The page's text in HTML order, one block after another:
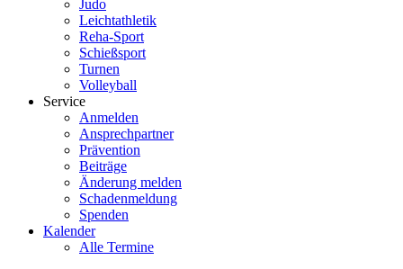
Judo
Leichtathletik
Reha-Sport
Schießsport
Turnen
Volleyball
Service
Anmelden
Ansprechpartner
Prävention
Beiträge
Änderung melden
Schadenmeldung
Spenden
Kalender
Alle Termine